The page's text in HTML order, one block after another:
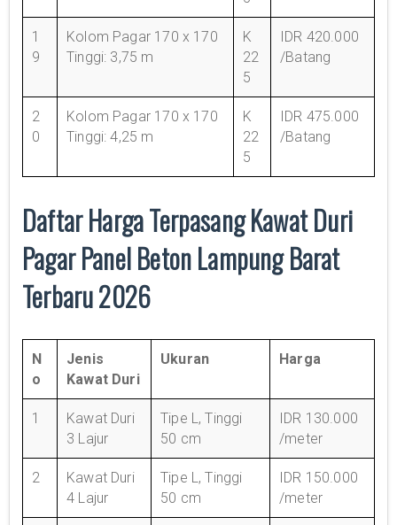
1
9
Kolom Pagar 170 x 170
Tinggi: 3,75 m
K
22
5
IDR 420.000
/Batang
2
0
Kolom Pagar 170 x 170
Tinggi: 4,25 m
K
22
5
IDR 475.000
/Batang
Daftar Harga Terpasang Kawat Duri
Pagar Panel Beton Lampung Barat
Terbaru 2026
N
o
Jenis
Kawat Duri
Ukuran Harga
1
Kawat Duri
3 Lajur
Tipe L, Tinggi
50 cm
IDR 130.000
/meter
2
Kawat Duri
4 Lajur
Tipe L, Tinggi
50 cm
IDR 150.000
/meter